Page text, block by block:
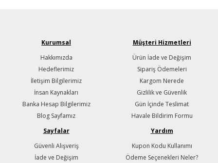
Kurumsal
Hakkımızda
Hedeflerimiz
İletişim Bilgilerimiz
İnsan Kaynakları
Banka Hesap Bilgilerimiz
Blog Sayfamız
Müşteri Hizmetleri
Ürün İade ve Değişim
Sipariş Ödemeleri
Kargom Nerede
Gizlilik ve Güvenlik
Gün İçinde Teslimat
Havale Bildirim Formu
Sayfalar
Güvenli Alışveriş
İade ve Değişim
Yardım
Kupon Kodu Kullanımı
Ödeme Seçenekleri Neler?